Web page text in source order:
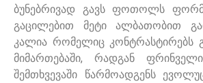
ბუნებრივად გავს ფოთოლს
გაცილებით მეტი ალბათობით
კალია რომელიც კონტრასტირებს
მიმართებაში, რადგან
შემთხვევაში წარმოადგენს